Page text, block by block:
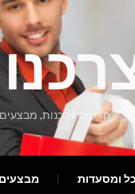
חדשות צרכנות, מבצעים
ומסעדות מבצעים